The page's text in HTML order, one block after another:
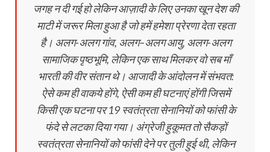
जगह न दी गई हो लेकिन आज़ादी के लिए उनका खून देश की
माटी में जरूर मिला हुआ है जो हमें हमेशा प्रेरणा देता रहता
है। अलग-अलग गांव, अलग–अलग आयु, अलग-अलग
सामाजिक पृष्ठभूमि, लेकिन एक साथ मिलकर वो सब माँ
भारती की वीर संतान थे। आजादी के आंदोलन में संभवत:
ऐसे कम ही वाकये होंगे, ऐसी कम ही घटनाएं होंगी जिसमें
किसी एक घटना पर 19 स्वतंत्रता सेनानियों को फांसी के
फंदे से लटका दिया गया। अंग्रेजी हुकूमत तो सैकड़ों
स्वतंत्रता सेनानियों को फांसी देने पर तुली हुई थी, लेकिन